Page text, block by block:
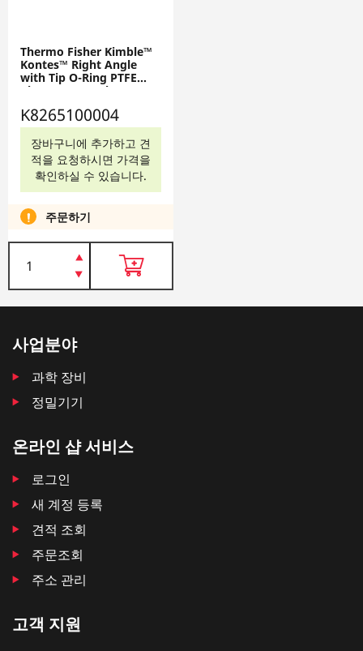
Thermo Fisher Kimble™
Kontes™ Right Angle
with Tip O-Ring PTFE
Plug HI-VAC Valves,
K8265100004
장바구니에 추가하고 견
적을 요청하시면 가격을
확인하실 수 있습니다.
주문하기
사업분야
과학 장비
정밀기기
온라인 샵 서비스
로그인
새 계정 등록
견적 조회
주문조회
주소 관리
고객 지원